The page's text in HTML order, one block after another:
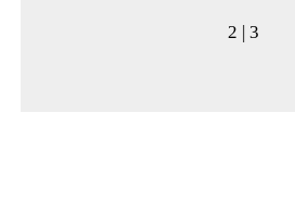
2 | 3